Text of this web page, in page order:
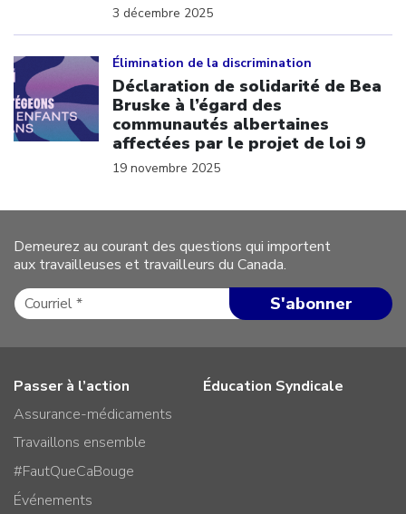
3 décembre 2025
Élimination de la discrimination
Déclaration de solidarité de Bea
Bruske à l’égard des
communautés albertaines
affectées par le projet de loi 9
19 novembre 2025
Demeurez au courant des questions qui importent
aux travailleuses et travailleurs du Canada.
Passer à l’action
Assurance-médicaments
Travaillons ensemble
#FautQueCaBouge
Événements
Éducation Syndicale